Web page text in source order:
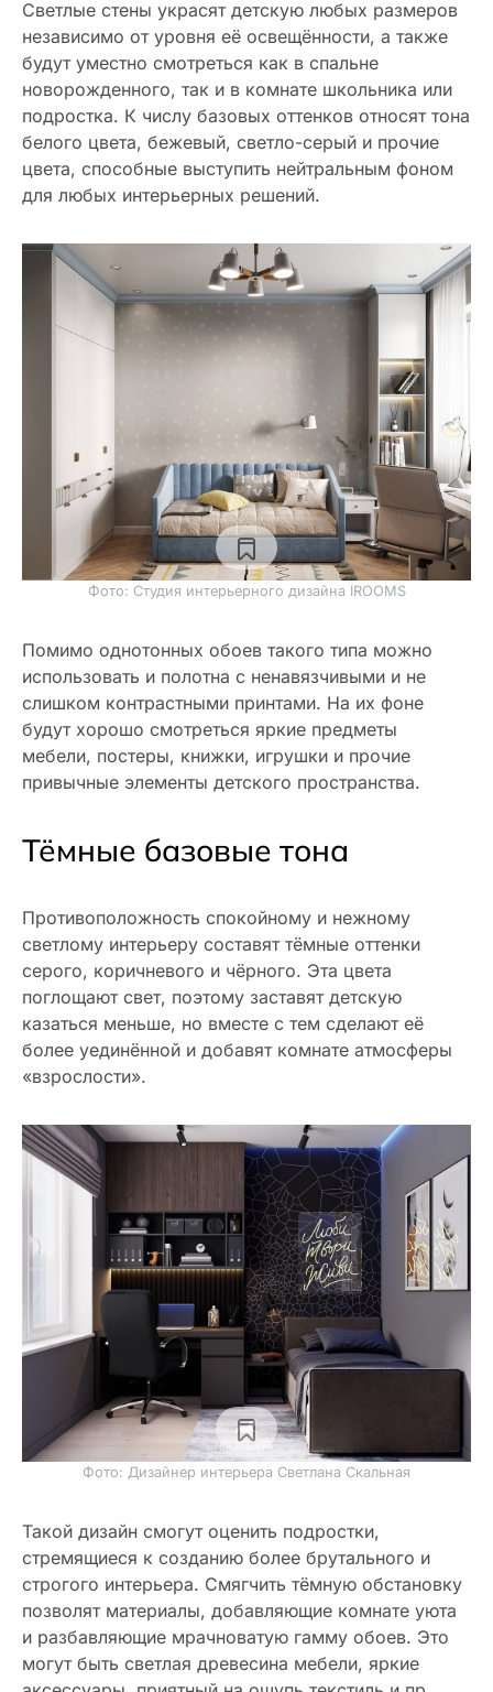
Светлые стены украсят детскую любых размеров
независимо от уровня её освещённости, а также
будут уместно смотреться как в спальне
новорожденного, так и в комнате школьника или
подростка. К числу базовых оттенков относят тона
белого цвета, бежевый, светло-серый и прочие
цвета, способные выступить нейтральным фоном
для любых интерьерных решений.
Фото: Студия интерьерного дизайна IROOMS
Помимо однотонных обоев такого типа можно
использовать и полотна с ненавязчивыми и не
слишком контрастными принтами. На их фоне
будут хорошо смотреться яркие предметы
мебели, постеры, книжки, игрушки и прочие
привычные элементы детского пространства.
Тёмные базовые тона
Противоположность спокойному и нежному
светлому интерьеру составят тёмные оттенки
серого, коричневого и чёрного. Эта цвета
поглощают свет, поэтому заставят детскую
казаться меньше, но вместе с тем сделают её
более уединённой и добавят комнате атмосферы
«взрослости».
Фото: Дизайнер интерьера Светлана Скальная
Такой дизайн смогут оценить подростки,
стремящиеся к созданию более брутального и
строгого интерьера. Смягчить тёмную обстановку
позволят материалы, добавляющие комнате уюта
и разбавляющие мрачноватую гамму обоев. Это
могут быть светлая древесина мебели, яркие